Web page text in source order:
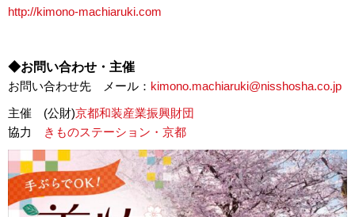
http://kimono-machiaruki.com
◆お問い合わせ・主催
お問い合わせ先 メール： kimono.machiaruki@nisshosha.co.jp
主催 (公財)京都和装産業振興財団
協力
きものステーション・京都